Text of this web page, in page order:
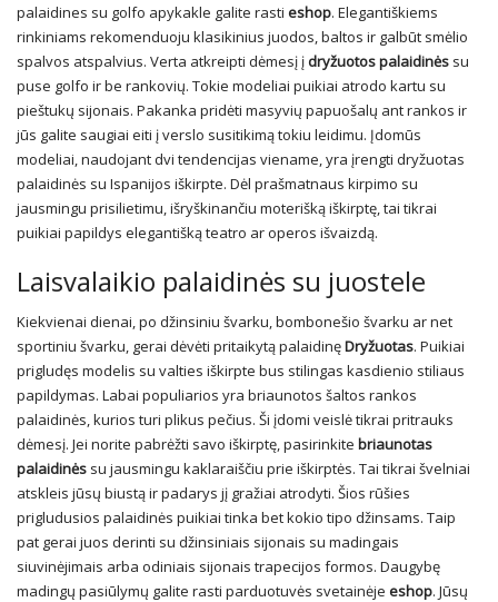
palaidines su golfo apykakle galite rasti eshop. Elegantiškiems
rinkiniams rekomenduoju klasikinius juodos, baltos ir galbūt smėlio
spalvos atspalvius. Verta atkreipti dėmesį į dryžuotos palaidinės su
puse golfo ir be rankovių. Tokie modeliai puikiai atrodo kartu su
pieštukų sijonais. Pakanka pridėti masyvių papuošalų ant rankos ir
jūs galite saugiai eiti į verslo susitikimą tokiu leidimu. Įdomūs
modeliai, naudojant dvi tendencijas viename, yra įrengti dryžuotas
palaidinės su Ispanijos iškirpte. Dėl prašmatnaus kirpimo su
jausmingu prisilietimu, išryškinančiu moterišką iškirptę, tai tikrai
puikiai papildys elegantišką teatro ar operos išvaizdą.
Laisvalaikio palaidinės su juostele
Kiekvienai dienai, po džinsiniu švarku, bombonešio švarku ar net
sportiniu švarku, gerai dėvėti pritaikytą palaidinęDryžuotas. Puikiai
prigludęs modelis su valties iškirpte bus stilingas kasdienio stiliaus
papildymas. Labai populiarios yra briaunotos šaltos rankos
palaidinės, kurios turi plikus pečius. Ši įdomi veislė tikrai pritrauks
dėmesį. Jei norite pabrėžti savo iškirptę, pasirinkite briaunotas
palaidinės su jausmingu kaklaraiščiu prie iškirptės. Tai tikrai švelniai
atskleis jūsų biustą ir padarys jį gražiai atrodyti. Šios rūšies
prigludusios palaidinės puikiai tinka bet kokio tipo džinsams. Taip
pat gerai juos derinti su džinsiniais sijonais su madingais
siuvinėjimais arba odiniais sijonais trapecijos formos. Daugybę
madingų pasiūlymų galite rasti parduotuvės svetainėje eshop. Jūsų